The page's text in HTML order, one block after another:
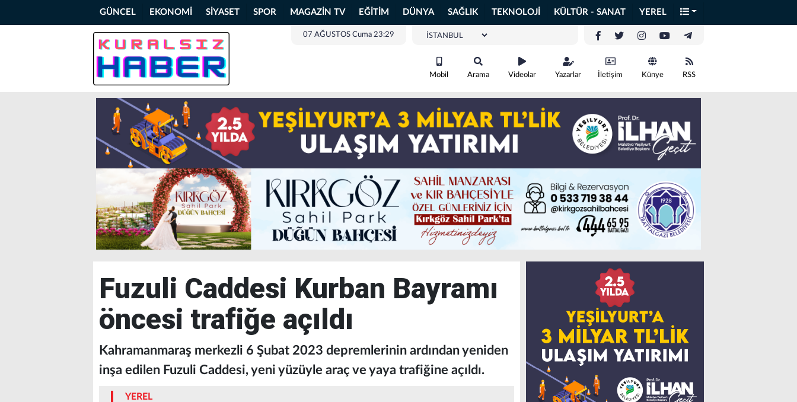
GÜNCEL EKONOMİ SİYASET SPOR MAGAZİN TV EĞİTİM DÜNYA SAĞLIK TEKNOLOJİ KÜLTÜR - SANAT YEREL
07 AĞUSTOS Cuma 23:29
Mobil Arama Videolar Yazarlar İletişim Künye RSS
Fuzuli Caddesi Kurban Bayramı
öncesi trafiğe açıldı
Kahramanmaraş merkezli 6 Şubat 2023 depremlerinin ardından yeniden
inşa edilen Fuzuli Caddesi, yeni yüzüyle araç ve yaya trafiğine açıldı.
YEREL